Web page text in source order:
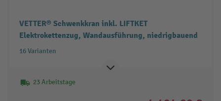
VETTER® Schwenkkran inkl. LIFTKET
Elektrokettenzug, Wandausführung, niedrigbauend
16 Varianten
23 Arbeitstage